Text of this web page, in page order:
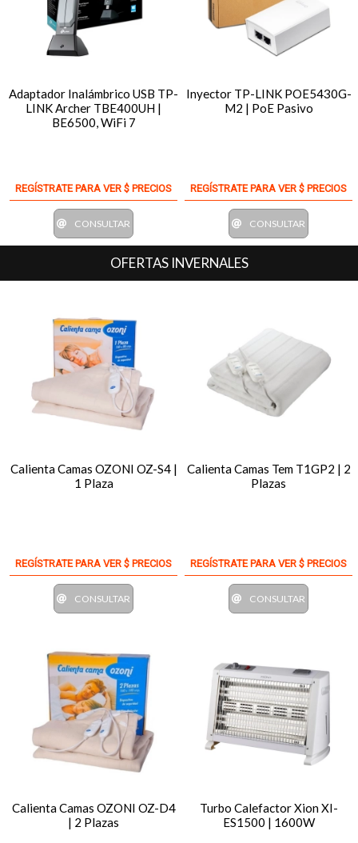
Adaptador Inalámbrico USB TP-
LINK Archer TBE400UH |
BE6500, WiFi 7
REGÍSTRATE PARA VER $ PRECIOS
CONSULTAR
Inyector TP-LINK POE5430G-
M2 | PoE Pasivo
REGÍSTRATE PARA VER $ PRECIOS
CONSULTAR
OFERTAS INVERNALES
Calienta Camas OZONI OZ-S4 |
1 Plaza
REGÍSTRATE PARA VER $ PRECIOS
CONSULTAR
Calienta Camas Tem T1GP2 | 2
Plazas
REGÍSTRATE PARA VER $ PRECIOS
CONSULTAR
Calienta Camas OZONI OZ-D4
| 2 Plazas
Turbo Calefactor Xion XI-
ES1500 | 1600W